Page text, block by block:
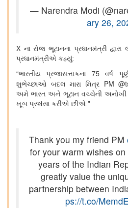
— Narendra Modi
ary 26,
X ના રોજ ભૂટાનના પ્રધાનમંત્રી
પ્રધાનમંત્રીએ કહ્યું:
“ભારતીય પ્રજાસત્તાકના 75વર્ષ
શુભેચ્છાઓ બદલ મારા મિત્ર PM
અમે ભારત અને ભૂટાન વચ્ચેની અનોખી
ખૂબ પ્રશંસા કરીએ છીએ.”
Thank you my friend PM
for your warm wishes
years of the Indian
greatly value the
partnership between
ps://t.co/